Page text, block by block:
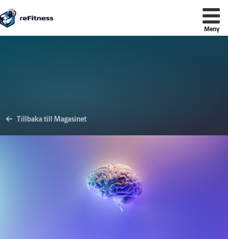
reFitness
Tillbaka till Magasinet